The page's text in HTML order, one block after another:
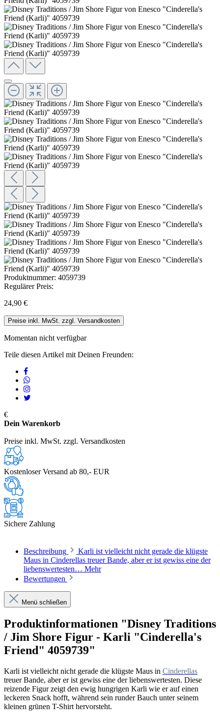
Produktnummer: 4059739
Regulärer Preis:
24,90 €
Preise inkl. MwSt. zzgl. Versandkosten
Momentan nicht verfügbar
Teile diesen Artikel mit Deinen Freunden:
€
Dein Warenkorb
Preise inkl. MwSt. zzgl. Versandkosten
Kostenloser Versand ab 80,- EUR
Sichere Zahlung
Beschreibung
Karli ist vielleicht nicht gerade die klügste
Maus in Cinderellas treuer Bande, aber er ist gewiss eine der
liebenswertesten… Mehr
Bewertungen
Menü schließen
Produktinformationen "Disney Traditions
/ Jim Shore Figur - Karli "Cinderella's
Friend" 4059739"
Karli ist vielleicht nicht gerade die klügste Maus in Cinderellas
treuer Bande, aber er ist gewiss eine der liebenswertesten. Diese
reizende Figur zeigt den ewig hungrigen Karli wie er auf einen
leckeren Snack hofft, während sein runder Bauch unter seinem
kleinen grünen T-Shirt hervorsteht.